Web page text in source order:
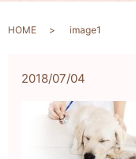
HOME image1
2018/07/04